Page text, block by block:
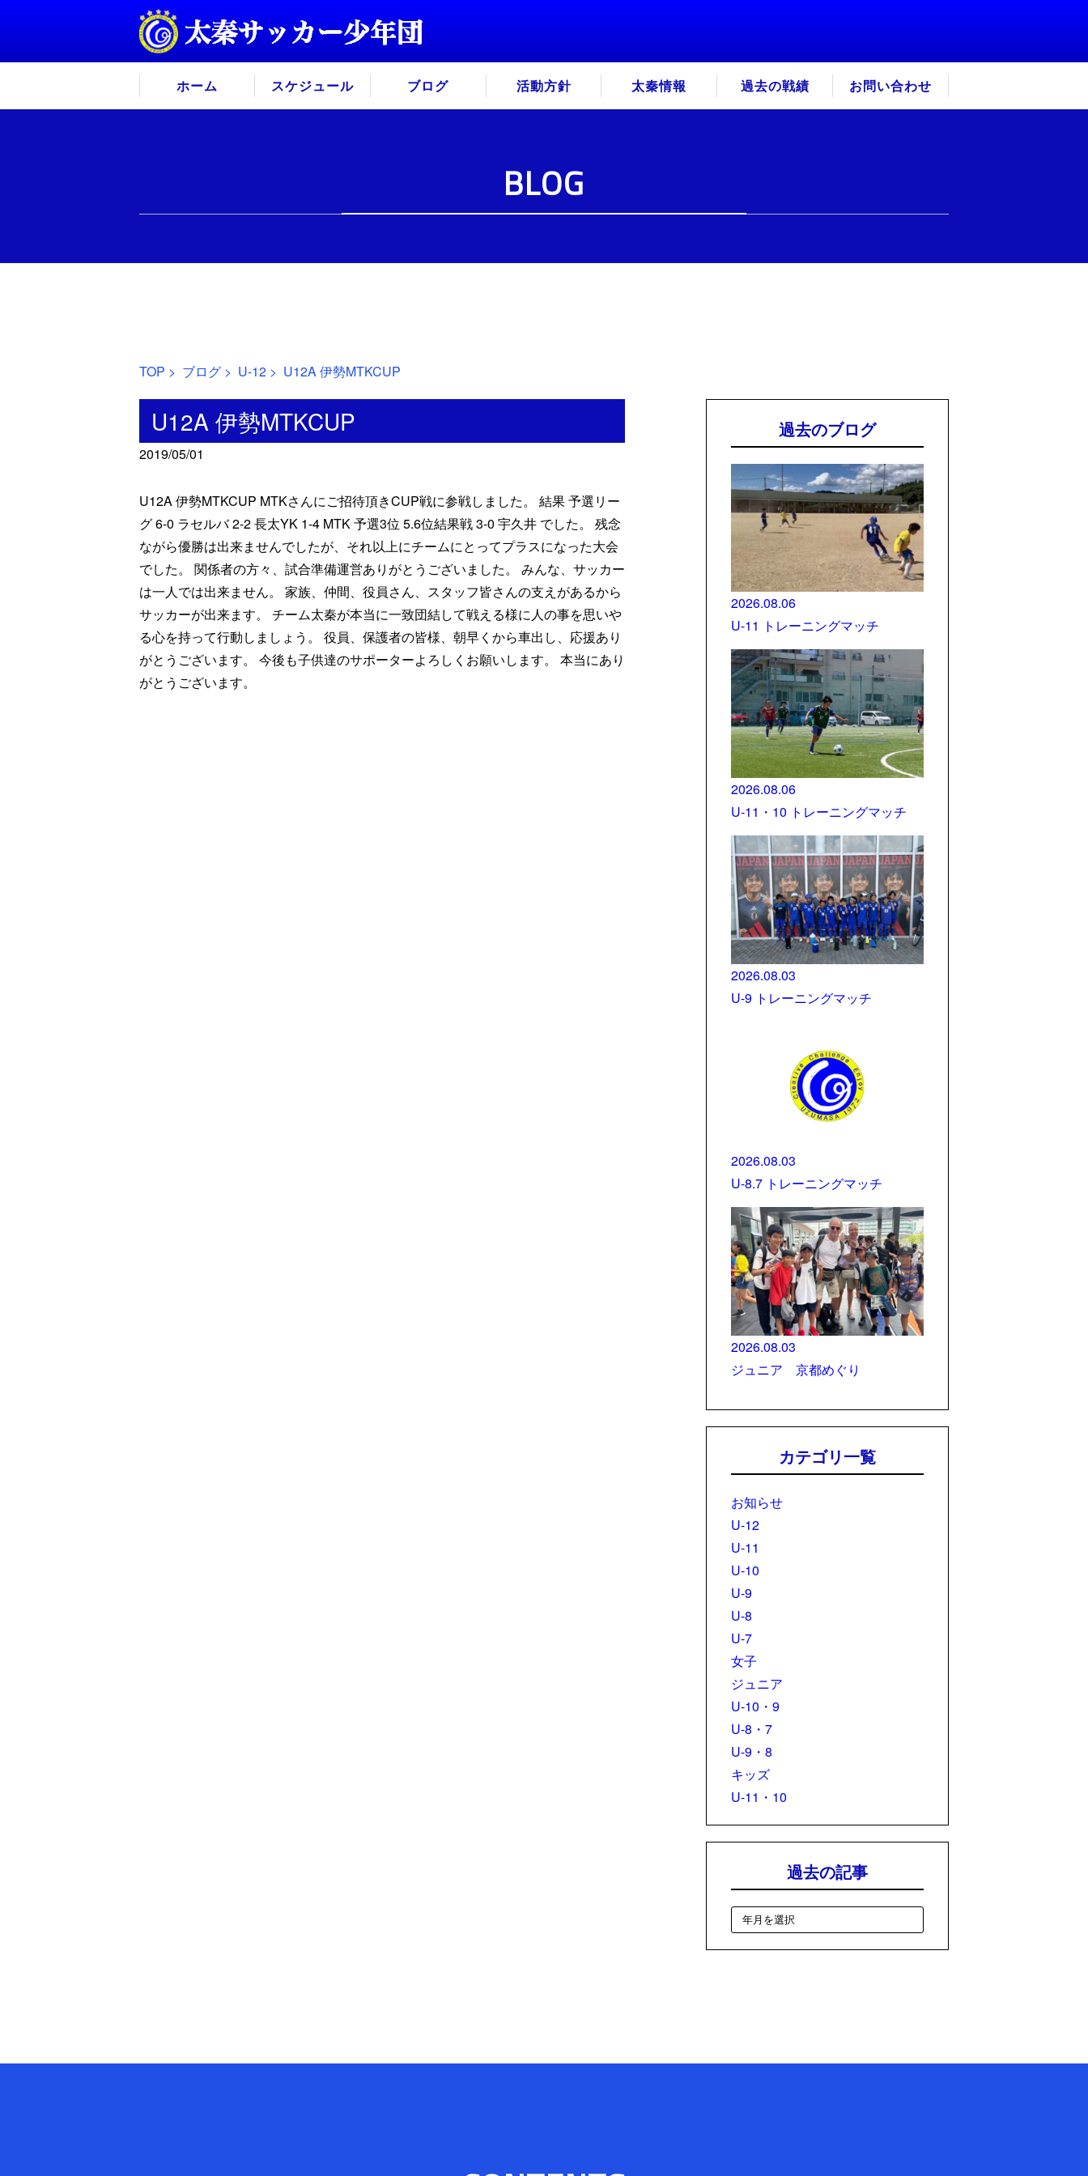
ホーム スケジュール ブログ 活動方針 太秦情報 過去の戦績 お問い合わせ
BLOG
TOP > ブログ > U-12 > U12A 伊勢MTKCUP
U12A 伊勢MTKCUP
2019/05/01
U12A 伊勢MTKCUP MTKさんにご招待頂きCUP戦に参戦しました。 結果 予選リー
グ 6-0 ラセルバ 2-2 長太YK 1-4 MTK 予選3位 5.6位結果戦 3-0 宇久井 でした。 残念
ながら優勝は出来ませんでしたが、それ以上にチームにとってプラスになった大会
でした。 関係者の方々、試合準備運営ありがとうございました。 みんな、サッカー
は一人では出来ません。 家族、仲間、役員さん、スタッフ皆さんの支えがあるから
サッカーが出来ます。 チーム太秦が本当に一致団結して戦える様に人の事を思いや
る心を持って行動しましょう。 役員、保護者の皆様、朝早くから車出し、応援あり
がとうございます。 今後も子供達のサポーターよろしくお願いします。 本当にあり
がとうございます。
過去のブログ
2026.08.06
U-11 トレーニングマッチ
2026.08.06
U-11・10 トレーニングマッチ
2026.08.03
U-9 トレーニングマッチ
2026.08.03
U-8.7 トレーニングマッチ
2026.08.03
ジュニア 京都めぐり
カテゴリ一覧
お知らせ
U-12
U-11
U-10
U-9
U-8
U-7
女子
ジュニア
U-10・9
U-8・7
U-9・8
キッズ
U-11・10
過去の記事